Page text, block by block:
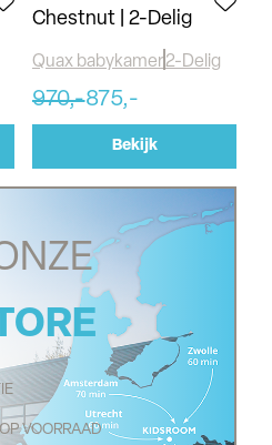
Chestnut | 2-Delig
Quax babykamer2-Delig
970,-875,-
Bekijk
VOORRAAD